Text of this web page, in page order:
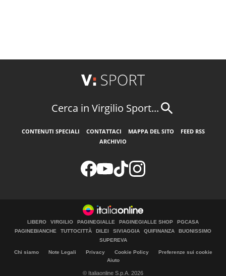
Cerca in Virgilio Sport...
CONTENUTI SPECIALI CONTATTACI MAPPA DEL SITO
FEED RSS
ARCHIVIO
LIBERO VIRGILIO PAGINEGIALLE PAGINEGIALLE SHOP
PGCASA
PAGINEBIANCHE
TUTTOCITTÀ DILEI SIVIAGGIA QUIFINANZA
BUONISSIMO
SUPEREVA
Chi siamo Note Legali Privacy Cookie Policy
Preferenze sui cookie
Aiuto
© Italiaonline S.p.A. 2026